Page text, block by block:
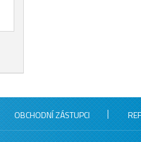
OBCHODNÍ ZÁSTUPCI